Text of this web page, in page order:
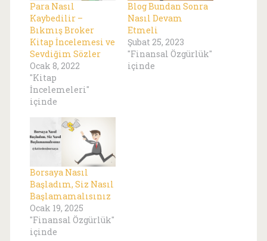
Para Nasıl
Kaybedilir –
Bıkmış Broker
Kitap İncelemesi ve
Sevdiğim Sözler
Ocak 8, 2022
"Kitap
İncelemeleri"
içinde
Blog Bundan Sonra
Nasıl Devam
Etmeli
Şubat 25, 2023
"Finansal Özgürlük"
içinde
Borsaya Nasıl
Başladım, Siz Nasıl
Başlamamalısınız
Ocak 19, 2025
"Finansal Özgürlük"
içinde